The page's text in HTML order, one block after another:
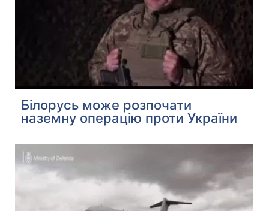
Білорусь може розпочати
наземну операцію проти України